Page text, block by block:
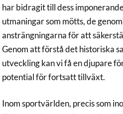
har bidragit till dess
utmaningar som mötts, de
ansträngningarna för att
Genom att förstå det historiska
utveckling kan vi få en djupare
potential för fortsatt tillväxt.
Inom sportvärlden, precis som